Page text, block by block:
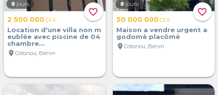
favorite_border
8 jours
2 500 000CFA
Location d'une villa non m
eublée avec piscine de 04
chambre...
location_on Cotonou, Bénin
favorite_border
8 jours
50 000 000CFA
Maison a vendre urgent a
godomè placômè
location_on Cotonou, Bénin